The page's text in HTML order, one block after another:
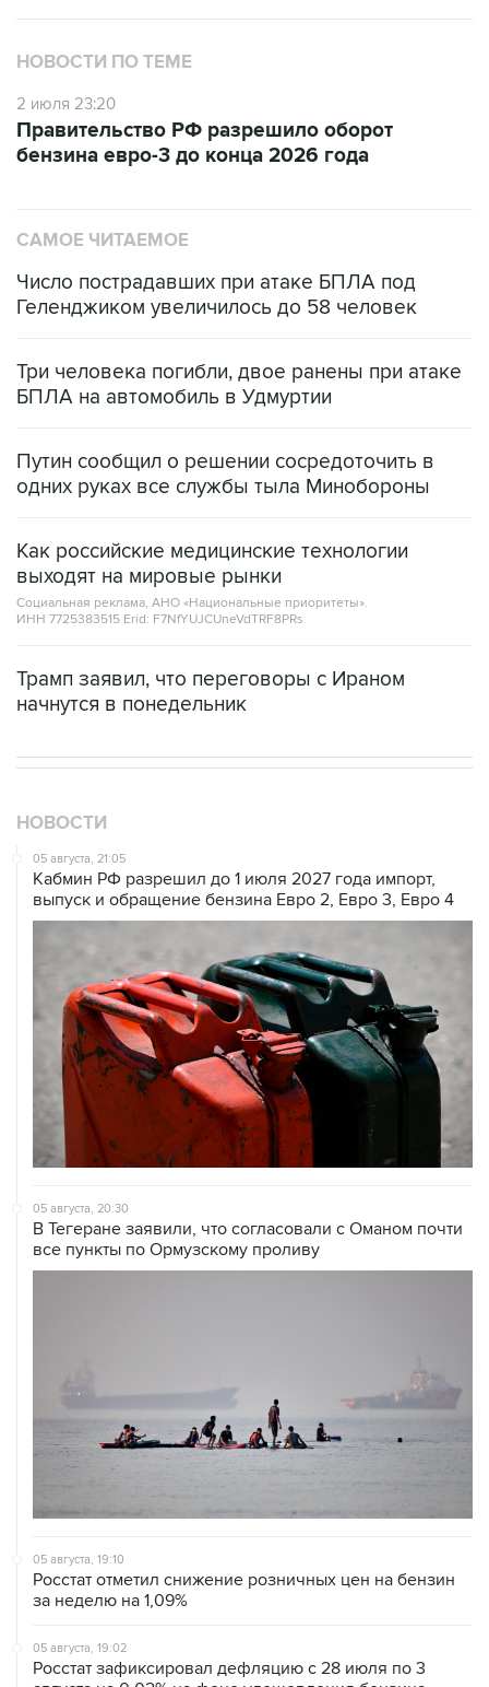
НОВОСТИ ПО ТЕМЕ
2 июля 23:20
Правительство РФ разрешило оборот
бензина евро-3 до конца 2026 года
САМОЕ ЧИТАЕМОЕ
Число пострадавших при атаке БПЛА под
Геленджиком увеличилось до 58 человек
Три человека погибли, двое ранены при атаке
БПЛА на автомобиль в Удмуртии
Путин сообщил о решении сосредоточить в
одних руках все службы тыла Минобороны
Как российские медицинские технологии
выходят на мировые рынки
Социальная реклама, АНО «Национальные приоритеты».
ИНН 7725383515 Erid: F7NfYUJCUneVdTRF8PRs
Трамп заявил, что переговоры с Ираном
начнутся в понедельник
НОВОСТИ
05 августа, 21:05
Кабмин РФ разрешил до 1 июля 2027 года импорт,
выпуск и обращение бензина Евро 2, Евро 3, Евро 4
05 августа, 20:30
В Тегеране заявили, что согласовали с Оманом почти
все пункты по Ормузскому проливу
05 августа, 19:10
Росстат отметил снижение розничных цен на бензин
за неделю на 1,09%
05 августа, 19:02
Росстат зафиксировал дефляцию с 28 июля по 3